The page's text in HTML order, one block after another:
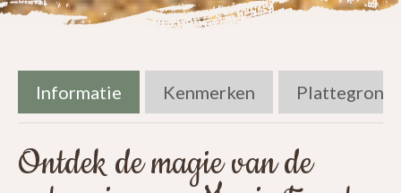
Informatie Kenmerken Plattegrond
Ontdek de magie van de